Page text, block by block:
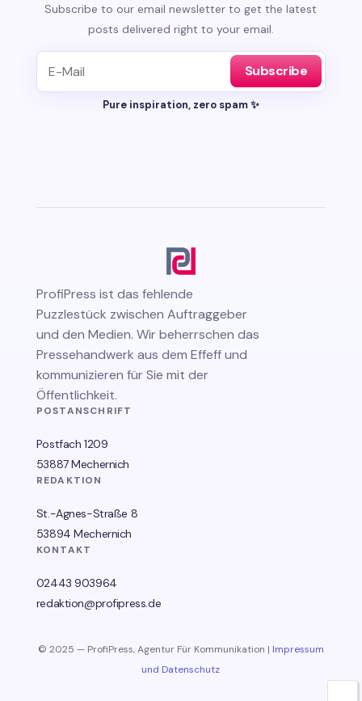
Subscribe to our email newsletter to get the latest
posts delivered right to your email.
Subscribe
Pure inspiration, zero spam ✨
ProfiPress ist das fehlende
Puzzlestück zwischen Auftraggeber
und den Medien. Wir beherrschen das
Pressehandwerk aus dem Effeff und
kommunizieren für Sie mit der
Öffentlichkeit.
POSTANSCHRIFT
Postfach 1209
53887 Mechernich
REDAKTION
St.-Agnes-Straße 8
53894 Mechernich
KONTAKT
02443 903964
redaktion@profipress.de
© 2025 — ProfiPress, Agentur Für Kommunikation | Impressum
und Datenschutz